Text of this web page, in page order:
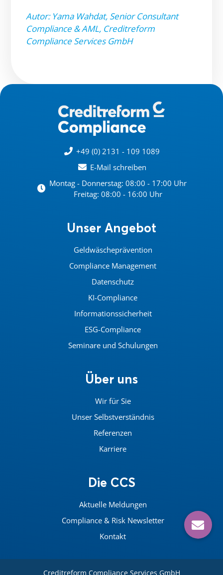
Autor: Yama Wahdat, Senior Consultant
Compliance & AML, Creditreform
Compliance Services GmbH
+49 (0) 2131 - 109 1089
E-Mail schreiben
Montag - Donnerstag: 08:00 - 17:00 Uhr
Freitag: 08:00 - 16:00 Uhr
Unser Angebot
Geldwäscheprävention
Compliance Management
Datenschutz
KI-Compliance
Informationssicherheit
ESG-Compliance
Seminare und Schulungen
Über uns
Wir für Sie
Unser Selbstverständnis
Referenzen
Karriere
Die CCS
Aktuelle Meldungen
Compliance & Risk Newsletter
Kontakt
Creditreform Compliance Services GmbH